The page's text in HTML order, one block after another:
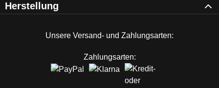
Herstellung
Unsere Versand- und Zahlungsarten:
Zahlungsarten: